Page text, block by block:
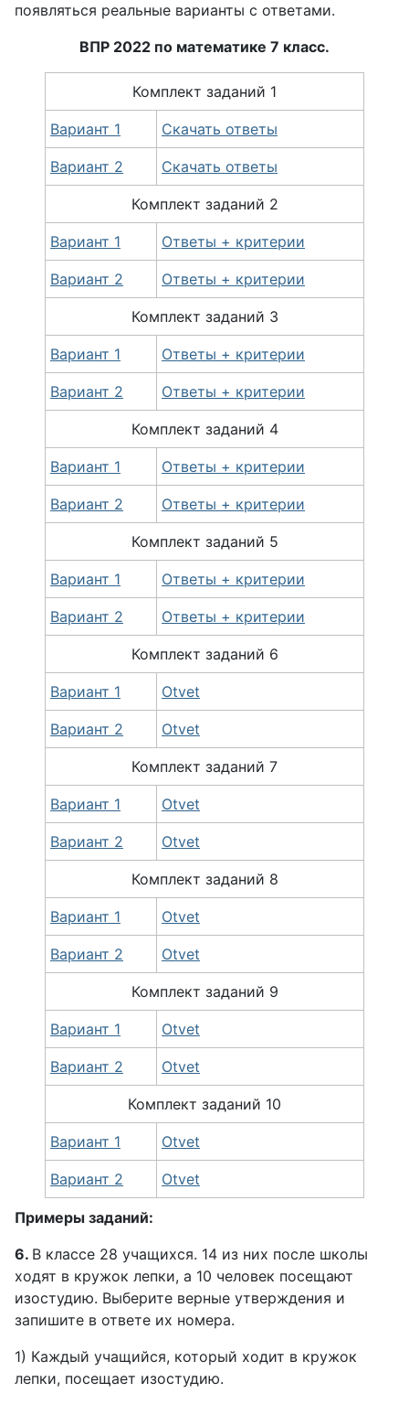
появляться реальные варианты с ответами.
ВПР 2022 по математике 7 класс.
Комплект заданий 1
Вариант 1 Скачать ответы
Вариант 2 Скачать ответы
Комплект заданий 2
Вариант 1 Ответы + критерии
Вариант 2 Ответы + критерии
Комплект заданий 3
Вариант 1 Ответы + критерии
Вариант 2 Ответы + критерии
Комплект заданий 4
Вариант 1 Ответы + критерии
Вариант 2 Ответы + критерии
Комплект заданий 5
Вариант 1 Ответы + критерии
Вариант 2 Ответы + критерии
Комплект заданий 6
Вариант 1 Otvet
Вариант 2 Otvet
Комплект заданий 7
Вариант 1 Otvet
Вариант 2 Otvet
Комплект заданий 8
Вариант 1 Otvet
Вариант 2 Otvet
Комплект заданий 9
Вариант 1 Otvet
Вариант 2 Otvet
Комплект заданий 10
Вариант 1 Otvet
Вариант 2 Otvet
Примеры заданий:
6. В классе 28 учащихся. 14 из них после школы
ходят в кружок лепки, а 10 человек посещают
изостудию. Выберите верные утверждения и
запишите в ответе их номера.
1) Каждый учащийся, который ходит в кружок
лепки, посещает изостудию.